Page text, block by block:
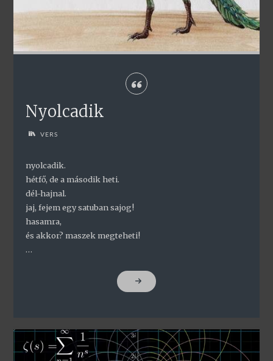
Nyolcadik
VERS
nyolcadik.
hétfő, de a második heti.
dél-hajnal.
jaj, fejem egy satuban sajog!
hasamra,
és akkor? maszek megteheti!
…
"NYOLCADIK"